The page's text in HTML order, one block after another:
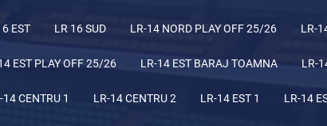
EST LR 16 SUD LR-14 NORD PLAY OFF 25/26 LR-
EST PLAY OFF 25/26 LR-14 EST BARAJ TOAMNA LR-
14 CENTRU 1 LR-14 CENTRU 2 LR-14 EST 1 LR-14